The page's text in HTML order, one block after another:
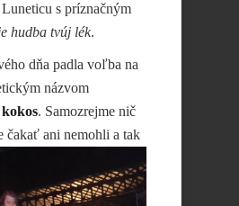
s príznačným
hudba tvúj lék.
dňa padla voľba na
názvom
. Samozrejme nič
čakať ani nemohli a tak